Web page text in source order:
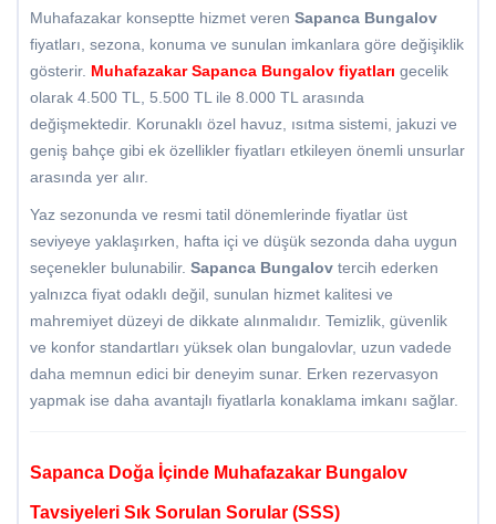
Muhafazakar konseptte hizmet veren Sapanca Bungalov
fiyatları, sezona, konuma ve sunulan imkanlara göre değişiklik
gösterir. MuhafazakarSapanca Bungalov fiyatları gecelik
olarak 4.500 TL, 5.500 TL ile 8.000 TL arasında
değişmektedir. Korunaklı özel havuz, ısıtma sistemi, jakuzi ve
geniş bahçe gibi ek özellikler fiyatları etkileyen önemli unsurlar
arasında yer alır.
Yaz sezonunda ve resmi tatil dönemlerinde fiyatlar üst
seviyeye yaklaşırken, hafta içi ve düşük sezonda daha uygun
seçenekler bulunabilir. Sapanca Bungalov tercih ederken
yalnızca fiyat odaklı değil, sunulan hizmet kalitesi ve
mahremiyet düzeyi de dikkate alınmalıdır. Temizlik, güvenlik
ve konfor standartları yüksek olan bungalovlar, uzun vadede
daha memnun edici bir deneyim sunar. Erken rezervasyon
yapmak ise daha avantajlı fiyatlarla konaklama imkanı sağlar.
Sapanca Doğa İçinde Muhafazakar Bungalov
Tavsiyeleri Sık Sorulan Sorular (SSS)